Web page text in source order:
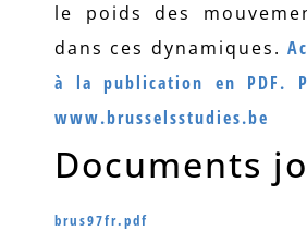
le poids des
dans ces dynamiques.
à la publication en PDF.
www.brusselsstudies.be
Documents
brus97fr.pdf